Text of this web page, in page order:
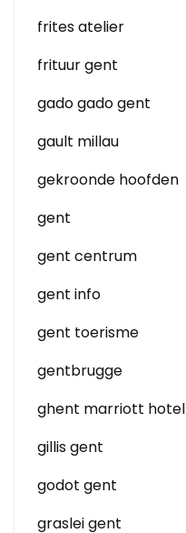
frites atelier
frituur gent
gado gado gent
gault millau
gekroonde hoofden
gent
gent centrum
gent info
gent toerisme
gentbrugge
ghent marriott hotel
gillis gent
godot gent
graslei gent